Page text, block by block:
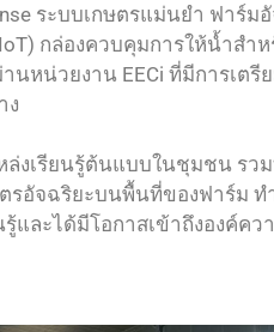
ระบบเกษตรแม่นยำ ฟาร์มอั
กล่องควบคุมการให้น้ำสำ
หน่วยงาน EECi ที่มีการเตรี
ง
งเรียนรู้ต้นแบบในชุมชน รว
อัจฉริยะบนพื้นที่ของฟาร์ม ท
ละได้มีโอกาสเข้าถึงองค์คว